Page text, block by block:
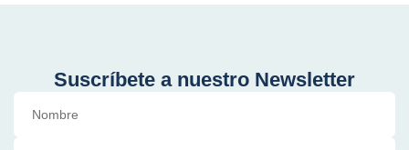
Suscríbete a nuestro Newsletter